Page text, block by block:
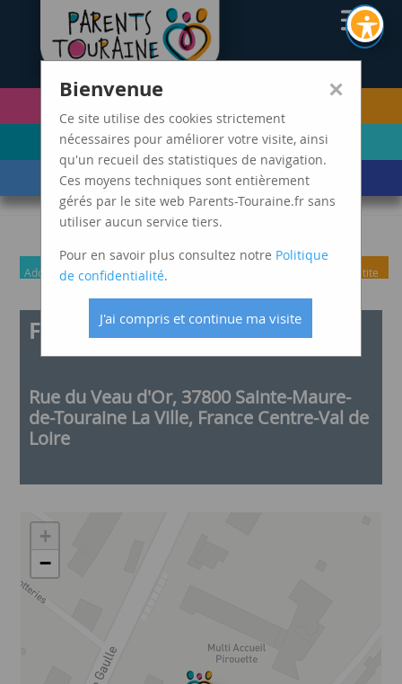
PETITE ENFANCE
(0-5 ANS)
ENFANCE
(6-11 ANS)
ADOLESCENCE ET
JEUNES ADULTES
LES ÉVÈNEMENTS
DE VIE MARDIS SPAGHETTI
Adolescence
Enfance
Futurs
parents
parents
avec
enfant
en
de
handicap
Petite
Fête du jeu
Rue du Veau d'Or, 37800 Sainte-Maure-
de-Touraine La Ville, France Centre-Val de
Loire
+
−
×
Bienvenue
Ce site utilise des cookies strictement
nécessaires pour améliorer votre visite, ainsi
qu'un recueil des statistiques de navigation.
Ces moyens techniques sont entièrement
gérés par le site web Parents-Touraine.fr sans
utiliser aucun service tiers.
Pour en savoir plus consultez notre Politique
de confidentialité.
J'ai compris et continue ma visite